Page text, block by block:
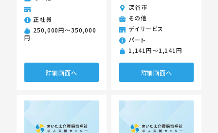
正社員
250,000円〜350,000
円
詳細画面へ
深谷市
その他
デイサービス
パート
1,141円〜1,141円
詳細画面へ